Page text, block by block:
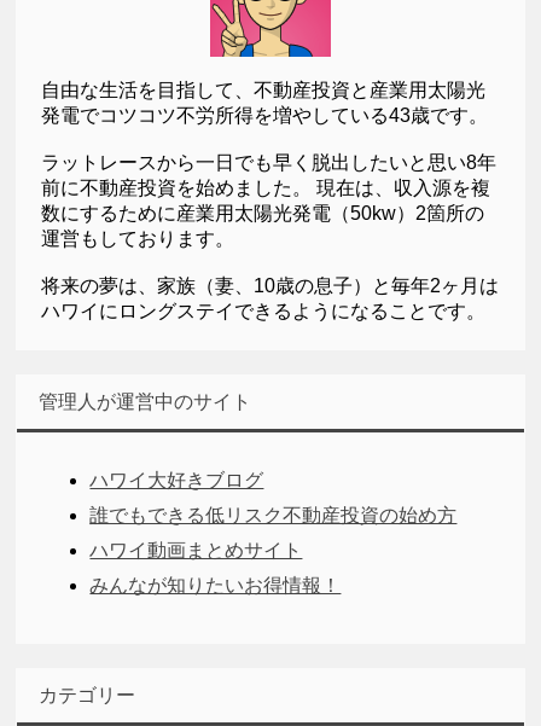
自由な生活を目指して、不動産投資と産業用太陽光
発電でコツコツ不労所得を増やしている43歳です。
ラットレースから一日でも早く脱出したいと思い8年
前に不動産投資を始めました。 現在は、収入源を複
数にするために産業用太陽光発電（50kw）2箇所の
運営もしております。
将来の夢は、家族（妻、10歳の息子）と毎年2ヶ月は
ハワイにロングステイできるようになることです。
管理人が運営中のサイト
ハワイ大好きブログ
誰でもできる低リスク不動産投資の始め方
ハワイ動画まとめサイト
みんなが知りたいお得情報！
カテゴリー